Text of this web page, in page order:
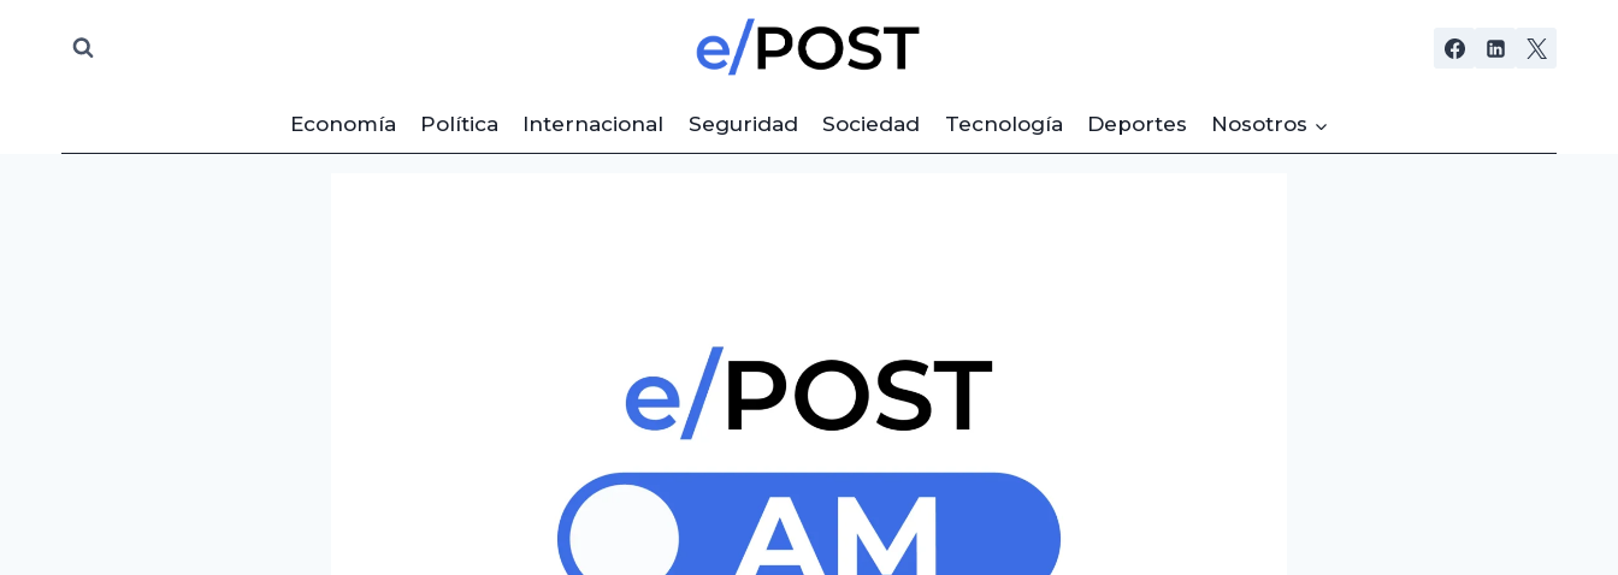
Economía
Política Internacional Seguridad Sociedad Tecnología Deportes Nosotros